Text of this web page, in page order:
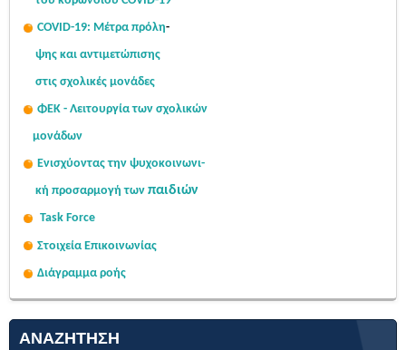
COVID-19: Μέτρα πρόλη-
ψης και αντιμετώπισης
στις σχολικές μονάδες
ΦΕΚ - Λειτουργία των σχολικών
μονάδων
Ενισχύοντας την ψυχοκοινωνι-
κή προσαρμογή των παιδιών
Task Force
Στοιχεία Επικοινωνίας
Διάγραμμα ροής
ΑΝΑΖΉΤΗΣΗ